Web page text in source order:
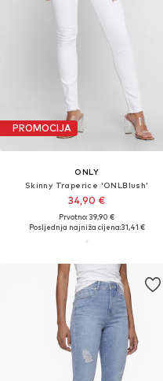
PROMOCIJA
ONLY
Skinny Traperice 'ONLBlush'
34,90 €
Prvotno: 39,90 €
Posljednja najniža cijena:31,41 €